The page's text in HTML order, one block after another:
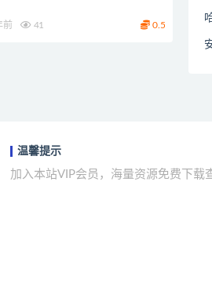
前 41 0.5
温馨提示
加入本站VIP会员，海量资源免费下载